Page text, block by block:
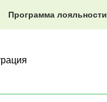
Программа лояльности